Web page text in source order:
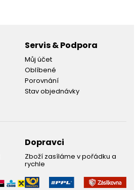
Servis & Podpora
Můj účet
Oblíbené
Porovnání
Stav objednávky
Dopravci
Zboží zasíláme v pořádku a
rychle